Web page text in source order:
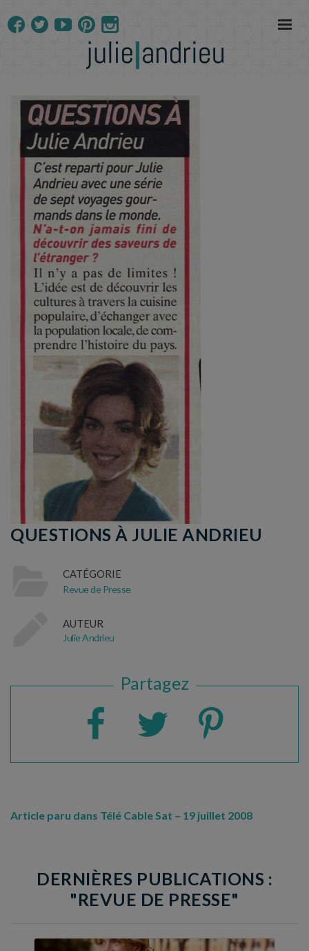
QUESTIONS À JULIE ANDRIEU
CATÉGORIE
Revue de Presse
AUTEUR
Julie Andrieu
Partagez
Article paru dans Télé Cable Sat – 19 juillet 2008
DERNIÈRES PUBLICATIONS :
"REVUE DE PRESSE"